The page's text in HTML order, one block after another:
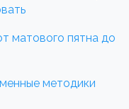
матового пятна до
методики